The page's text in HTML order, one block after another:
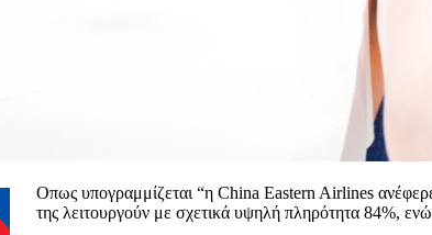
Οπως υπογραμμίζεται “η China Eastern Airlines
της λειτουργούν με σχετικά υψηλή πληρότητα 84%,